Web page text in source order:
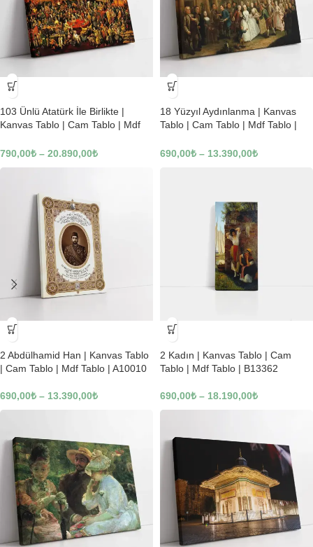
-23%
103 Ünlü Atatürk İle Birlikte |
Kanvas Tablo | Cam Tablo | Mdf
790,00₺ – 20.890,00₺
-23%
18 Yüzyıl Aydınlanma | Kanvas
Tablo | Cam Tablo | Mdf Tablo |
690,00₺ – 13.390,00₺
-23%
2 Abdülhamid Han | Kanvas Tablo
| Cam Tablo | Mdf Tablo | A10010
690,00₺ – 13.390,00₺
-23%
2 Kadın | Kanvas Tablo | Cam
Tablo | Mdf Tablo | B13362
690,00₺ – 18.190,00₺